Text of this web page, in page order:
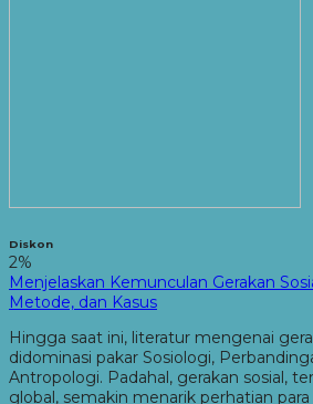
Diskon
2%
Menjelaskan Kemunculan Gerakan
Metode, dan Kasus
Hingga saat ini, literatur mengenai
didominasi pakar Sosiologi,
Antropologi. Padahal, gerakan sosial,
global, semakin menarik perhatian